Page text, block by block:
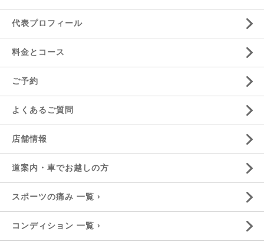
代表プロフィール
料金とコース
ご予約
よくあるご質問
店舗情報
道案内・車でお越しの方
スポーツの痛み 一覧 ›
コンディション 一覧 ›